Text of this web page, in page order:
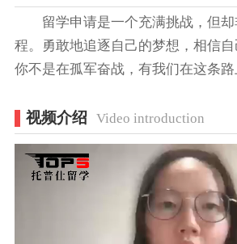
留学申请是一个充满挑战，但却
程。勇敢地追逐自己的梦想，相信
你不是在孤军奋战，有我们在这条路
视频介绍 Video introduction